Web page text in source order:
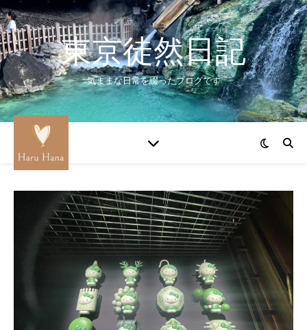
東京徒然日記
気ままな日常を綴ったブログです